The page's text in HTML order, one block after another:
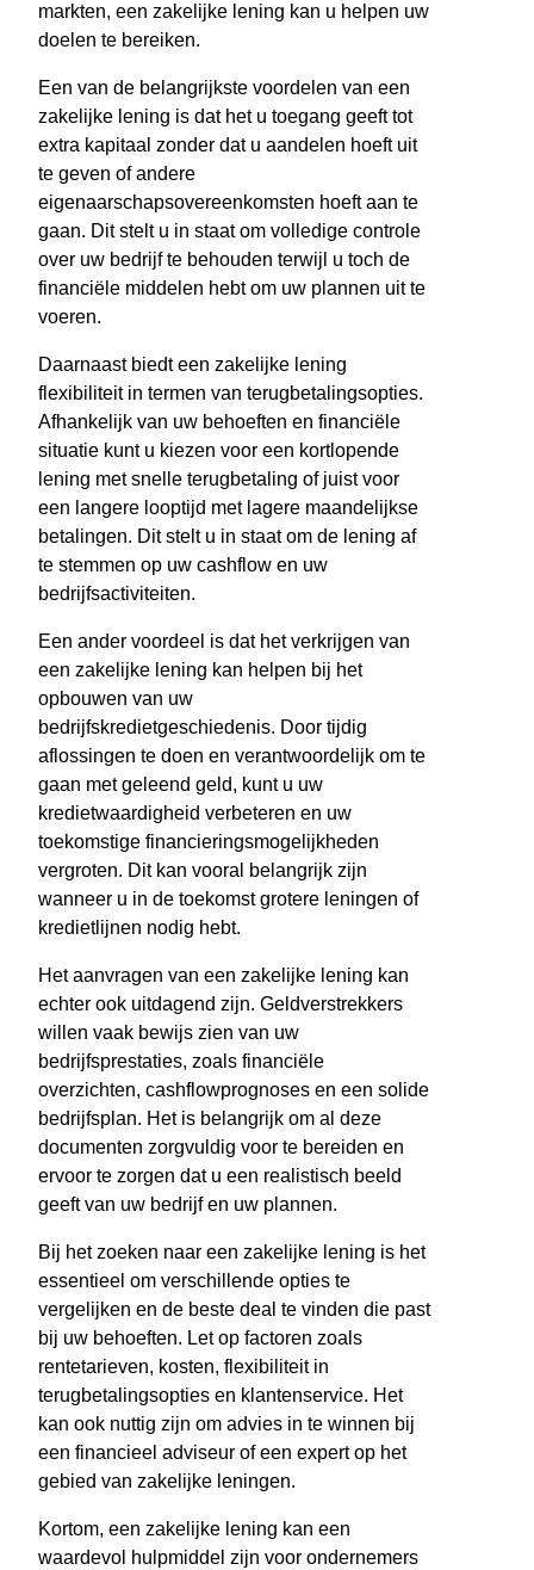
markten, een zakelijke lening kan u helpen uw
doelen te bereiken.
Een van de belangrijkste voordelen van een
zakelijke lening is dat het u toegang geeft tot
extra kapitaal zonder dat u aandelen hoeft uit
te geven of andere
eigenaarschapsovereenkomsten hoeft aan te
gaan. Dit stelt u in staat om volledige controle
over uw bedrijf te behouden terwijl u toch de
financiële middelen hebt om uw plannen uit te
voeren.
Daarnaast biedt een zakelijke lening
flexibiliteit in termen van terugbetalingsopties.
Afhankelijk van uw behoeften en financiële
situatie kunt u kiezen voor een kortlopende
lening met snelle terugbetaling of juist voor
een langere looptijd met lagere maandelijkse
betalingen. Dit stelt u in staat om de lening af
te stemmen op uw cashflow en uw
bedrijfsactiviteiten.
Een ander voordeel is dat het verkrijgen van
een zakelijke lening kan helpen bij het
opbouwen van uw
bedrijfskredietgeschiedenis. Door tijdig
aflossingen te doen en verantwoordelijk om te
gaan met geleend geld, kunt u uw
kredietwaardigheid verbeteren en uw
toekomstige financieringsmogelijkheden
vergroten. Dit kan vooral belangrijk zijn
wanneer u in de toekomst grotere leningen of
kredietlijnen nodig hebt.
Het aanvragen van een zakelijke lening kan
echter ook uitdagend zijn. Geldverstrekkers
willen vaak bewijs zien van uw
bedrijfsprestaties, zoals financiële
overzichten, cashflowprognoses en een solide
bedrijfsplan. Het is belangrijk om al deze
documenten zorgvuldig voor te bereiden en
ervoor te zorgen dat u een realistisch beeld
geeft van uw bedrijf en uw plannen.
Bij het zoeken naar een zakelijke lening is het
essentieel om verschillende opties te
vergelijken en de beste deal te vinden die past
bij uw behoeften. Let op factoren zoals
rentetarieven, kosten, flexibiliteit in
terugbetalingsopties en klantenservice. Het
kan ook nuttig zijn om advies in te winnen bij
een financieel adviseur of een expert op het
gebied van zakelijke leningen.
Kortom, een zakelijke lening kan een
waardevol hulpmiddel zijn voor ondernemers